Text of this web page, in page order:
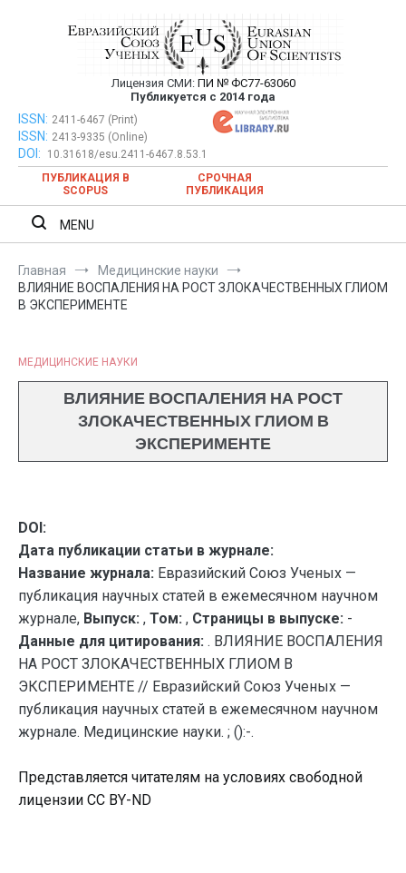
Евразийский Союз Ученых —
публикация научных статей в
ежемесячном научном журнале
Лицензия СМИ: ПИ № ФС77-63060
Публикуется с 2014 года
Евразийский Союз Ученых — публикация научных статей в
ежемесячном научном журнале
ISSN: 2411-6467 (Print)
ISSN: 2413-9335 (Online)
DOI:
10.31618/esu.2411-6467.8.53.1
ПУБЛИКАЦИЯ В
SCOPUS
СРОЧНАЯ
ПУБЛИКАЦИЯ
MENU
Главная
Медицинские науки
ВЛИЯНИЕ ВОСПАЛЕНИЯ НА РОСТ ЗЛОКАЧЕСТВЕННЫХ ГЛИОМ
В ЭКСПЕРИМЕНТЕ
МЕДИЦИНСКИЕ НАУКИ
ВЛИЯНИЕ ВОСПАЛЕНИЯ НА РОСТ
ЗЛОКАЧЕСТВЕННЫХ ГЛИОМ В
ЭКСПЕРИМЕНТЕ
DOI:
Дата публикации статьи в журнале:
Название журнала: Евразийский Союз Ученых —
публикация научных статей в ежемесячном научном
журнале, Выпуск: , Том: , Страницы в выпуске: -
Данные для цитирования: . ВЛИЯНИЕ ВОСПАЛЕНИЯ
НА РОСТ ЗЛОКАЧЕСТВЕННЫХ ГЛИОМ В
ЭКСПЕРИМЕНТЕ // Евразийский Союз Ученых —
публикация научных статей в ежемесячном научном
журнале. Медицинские науки. ; ():-.
Представляется читателям на условиях свободной
лицензии CC BY-ND